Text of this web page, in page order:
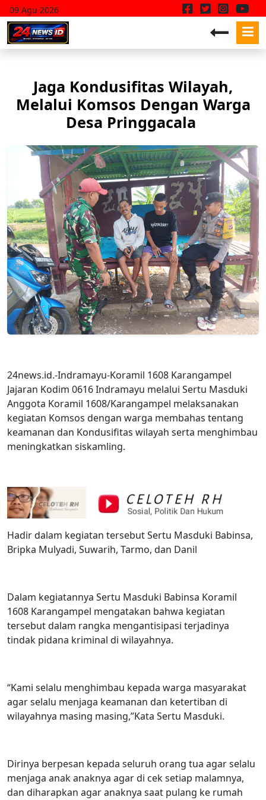
09 Agu 2026
Jaga Kondusifitas Wilayah,
Melalui Komsos Dengan Warga
Desa Pringgacala
24news.id.-Indramayu-Koramil 1608 Karangampel
Jajaran Kodim 0616 Indramayu melalui Sertu Masduki
Anggota Koramil 1608/Karangampel melaksanakan
kegiatan Komsos dengan warga membahas tentang
keamanan dan Kondusifitas wilayah serta menghimbau
meningkatkan siskamling.
Hadir dalam kegiatan tersebut Sertu Masduki Babinsa,
Bripka Mulyadi, Suwarih, Tarmo, dan Danil
Dalam kegiatannya Sertu Masduki Babinsa Koramil
1608 Karangampel mengatakan bahwa kegiatan
tersebut dalam rangka mengantisipasi terjadinya
tindak pidana kriminal di wilayahnya.
“Kami selalu menghimbau kepada warga masyarakat
agar selalu menjaga keamanan dan ketertiban di
wilayahnya masing masing,”Kata Sertu Masduki.
Dirinya berpesan kepada seluruh orang tua agar selalu
menjaga anak anaknya agar di cek setiap malamnya,
dan diharapkan agar anaknya saat pulang ke rumah